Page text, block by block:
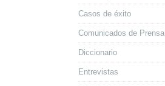
Casos de éxito
Comunicados de Prensa
Diccionario
Entrevistas